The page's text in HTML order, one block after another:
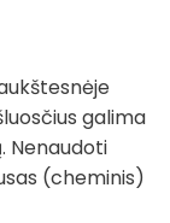
galima
Nenaudoti
(cheminis)